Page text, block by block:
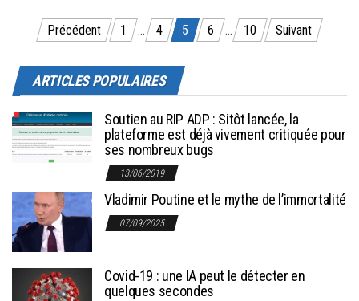
Pagination des publications
Précédent 1 … 4 5 6 … 10 Suivant
ARTICLES POPULAIRES
Soutien au RIP ADP : Sitôt lancée, la
plateforme est déjà vivement critiquée pour
ses nombreux bugs
13/06/2019
Vladimir Poutine et le mythe de l’immortalité
07/09/2025
Covid-19 : une IA peut le détecter en
quelques secondes